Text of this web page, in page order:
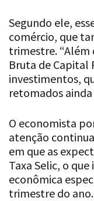
Segundo ele,
comércio, que
trimestre. “Além
Bruta de Capital
investimentos,
retomados
O economista
atenção
em que as
Taxa Selic, o
econômica
trimestre do ano.